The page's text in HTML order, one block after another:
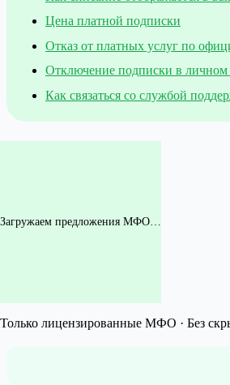
Цена платной подписки
Отказ от платных услуг по
Отключение подписки в личном
Как связаться со службой
Загружаем предложения МФО…
Только лицензированные МФО · Без